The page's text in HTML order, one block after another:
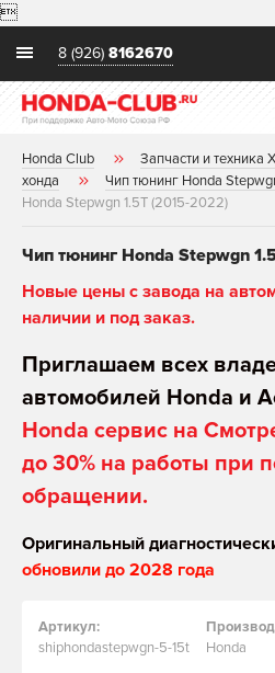

8 (926) 8162670
Honda Club Запчасти и техника
хонда
Чип тюнинг Honda
Honda Stepwgn 1.5T (2015-2022)
Чип тюнинг Honda Stepwgn
Новые цены с завода на
наличии и под заказ.
Приглашаем всех
автомобилей Honda и
Honda сервис на
до 30% на работы при
обращении.
Оригинальный
обновили до 2028 года
Артикул:
shiphondastepwgn-5-15t
Honda